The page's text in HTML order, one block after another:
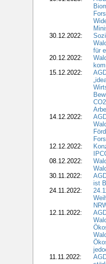
30.12.2022:
für
20.12.2022:
15.12.2022:
14.12.2022:
12.12.2022:
08.12.2022:
30.11.2022:
ist
24.11.2022:
12.11.2022:
11.11.2022: